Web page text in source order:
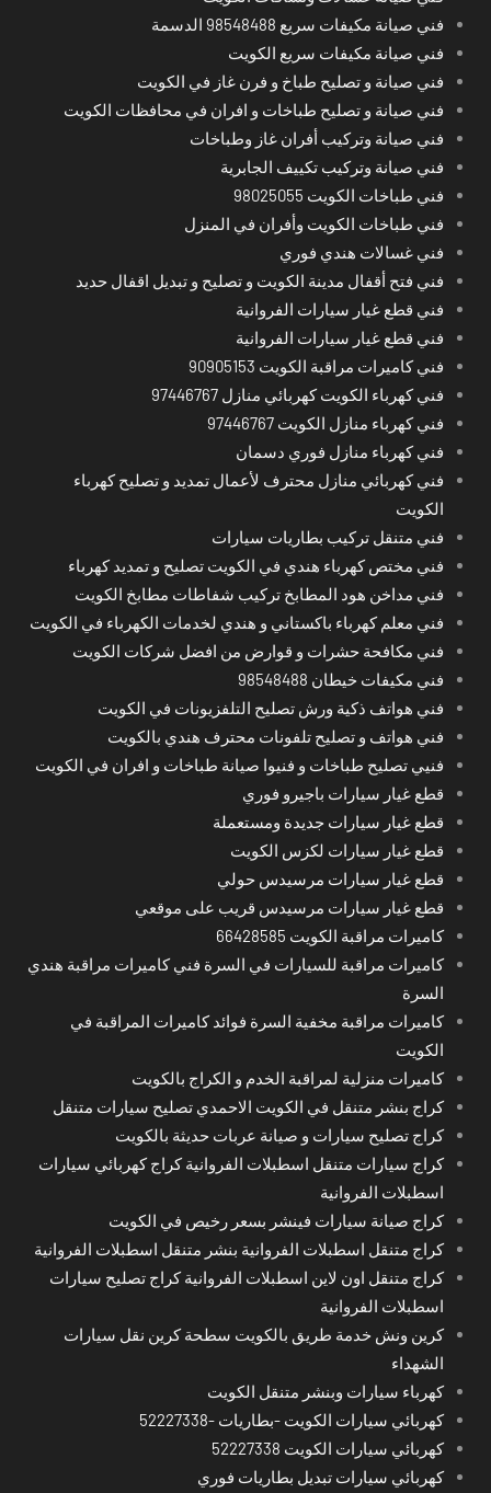
فني صيانة مكيفات سريع 98548488 الدسمة
فني صيانة مكيفات سريع الكويت
فني صيانة و تصليح طباخ و فرن غاز في الكويت
فني صيانة و تصليح طباخات و افران في محافظات الكويت
فني صيانة وتركيب أفران غاز وطباخات
فني صيانة وتركيب تكييف الجابرية
فني طباخات الكويت 98025055
فني طباخات الكويت وأفران في المنزل
فني غسالات هندي فوري
فني فتح أقفال مدينة الكويت و تصليح و تبديل اقفال حديد
فني قطع غيار سيارات الفروانية
فني قطع غيار سيارات الفروانية
فني كاميرات مراقبة الكويت 90905153
فني كهرباء الكويت كهربائي منازل 97446767
فني كهرباء منازل الكويت 97446767
فني كهرباء منازل فوري دسمان
فني كهربائي منازل محترف لأعمال تمديد و تصليح كهرباء
الكويت
فني متنقل تركيب بطاريات سيارات
فني مختص كهرباء هندي في الكويت تصليح و تمديد كهرباء
فني مداخن هود المطابخ تركيب شفاطات مطابخ الكويت
فني معلم كهرباء باكستاني و هندي لخدمات الكهرباء في الكويت
فني مكافحة حشرات و قوارض من افضل شركات الكويت
فني مكيفات خيطان 98548488
فني هواتف ذكية ورش تصليح التلفزيونات في الكويت
فني هواتف و تصليح تلفونات محترف هندي بالكويت
فنيي تصليح طباخات و فنيوا صيانة طباخات و افران في الكويت
قطع غيار سيارات باجيرو فوري
قطع غيار سيارات جديدة ومستعملة
قطع غيار سيارات لكزس الكويت
قطع غيار سيارات مرسيدس حولي
قطع غيار سيارات مرسيدس قريب على موقعي
كاميرات مراقبة الكويت 66428585
كاميرات مراقبة للسيارات في السرة فني كاميرات مراقبة هندي
السرة
كاميرات مراقبة مخفية السرة فوائد كاميرات المراقبة في
الكويت
كاميرات منزلية لمراقبة الخدم و الكراج بالكويت
كراج بنشر متنقل في الكويت الاحمدي تصليح سيارات متنقل
كراج تصليح سيارات و صيانة عربات حديثة بالكويت
كراج سيارات متنقل اسطبلات الفروانية كراج كهربائي سيارات
اسطبلات الفروانية
كراج صيانة سيارات فينشر بسعر رخيص في الكويت
كراج متنقل اسطبلات الفروانية بنشر متنقل اسطبلات الفروانية
كراج متنقل اون لاين اسطبلات الفروانية كراج تصليح سيارات
اسطبلات الفروانية
كرين ونش خدمة طريق بالكويت سطحة كرين نقل سيارات
الشهداء
كهرباء سيارات وبنشر متنقل الكويت
كهربائي سيارات الكويت -بطاريات -52227338
كهربائي سيارات الكويت 52227338
كهربائي سيارات تبديل بطاريات فوري